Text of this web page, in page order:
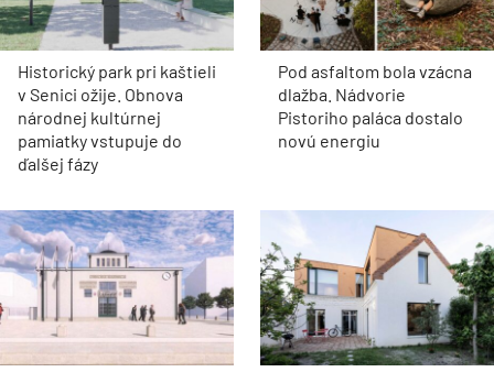
Historický park pri kaštieli
v Senici ožije. Obnova
národnej kultúrnej
pamiatky vstupuje do
ďalšej fázy
Pod asfaltom bola vzácna
dlažba. Nádvorie
Pistoriho paláca dostalo
novú energiu